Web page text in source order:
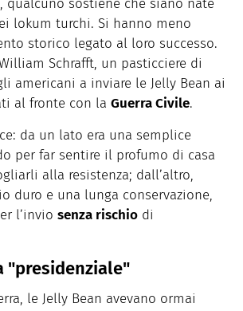
qualcuno sostiene che siano nate
lokum turchi. Si hanno meno
storico legato al loro successo.
Schrafft, un pasticciere di
americani a inviare le Jelly Bean ai
al fronte con la Guerra Civile.
da un lato era una semplice
per far sentire il profumo di casa
alla resistenza; dall’altro,
duro e una lunga conservazione,
l’invio senza rischio di
"presidenziale"
le Jelly Bean avevano ormai